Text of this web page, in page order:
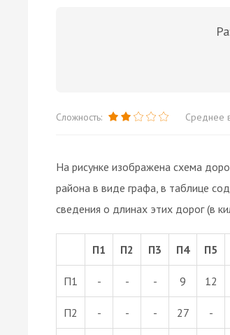
Сложность: Среднее
На рисунке изображена схема
района в виде графа, в таблице
сведения о длинах этих дорог (в
П1 П2 П3 П4 П5
П1 - - - 9 12
П2 - - - 27 -